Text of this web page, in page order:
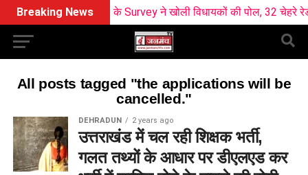
Breaking NewsBJP के Survey ने खोली विधायकों की पोल, 32 चेहरे रेड
All posts tagged "the applications will be
cancelled."
DEHRADUN 2 years ago
उत्तराखंड में चल रही शिक्षक भर्ती,
गलत तथ्यों के आधार पर डीएलएड कर